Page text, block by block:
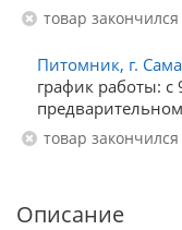
Товар закончился
Питомник, г.
график работы: с
Товар закончился
Описание